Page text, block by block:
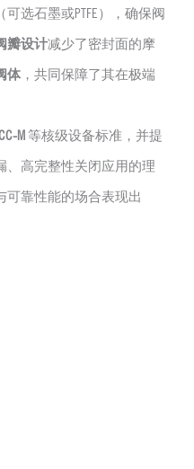
可选石墨或PTFE），确保阀
瓣设计减少了密封面的摩
体，共同保障了其在极端
M等核级设备标准，并提
、高完整性关闭应用的理
可靠性能的场合表现出